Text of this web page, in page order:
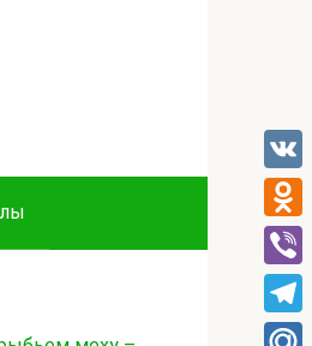
VK
Viber